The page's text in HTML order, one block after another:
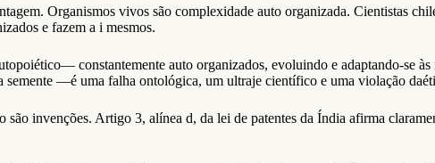
Organismos vivos são complexidade auto organizada. Cientistas
e fazem a i mesmos.
constantemente auto organizados, evoluindo e adaptando-se
semente —é uma falha ontológica, um ultraje científico e uma violação
invenções. Artigo 3, alínea d, da lei de patentes da Índia afirma